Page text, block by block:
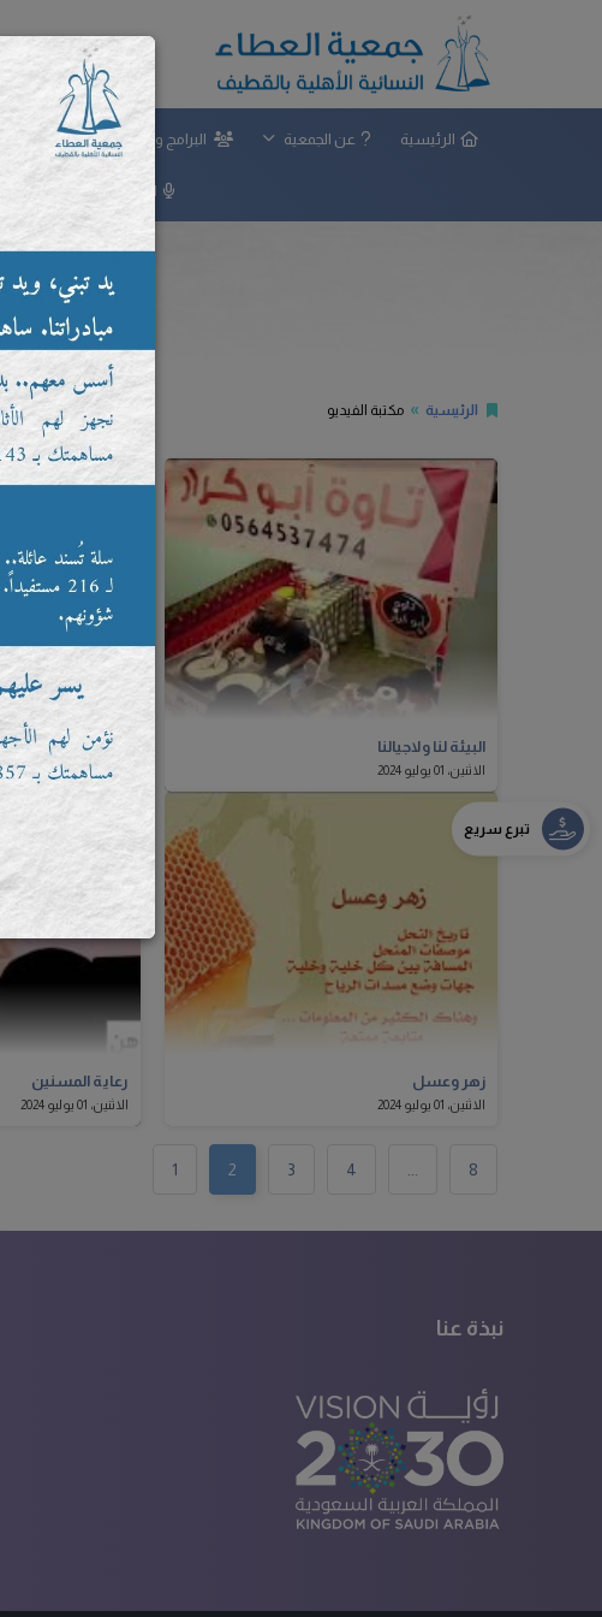
الرئيسية عن الجمعية البرامج والمشاريع
المركز الإعلامي
الرئيسية مكتبة الفيديو
البيئة لنا ولاجيالنا
الاثنين، 01 يوليو 2024
المقبلين على الزواج
الاثنين، 01 يوليو 2024
زهر وعسل
الاثنين، 01 يوليو 2024
رعاية المسنين
الاثنين، 01 يوليو 2024
1 2 3 4 8
نبذة عنا
تبرع سريع